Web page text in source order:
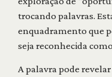
trocando palavras.
enquadramento que
seja reconhecida
A palavra pode